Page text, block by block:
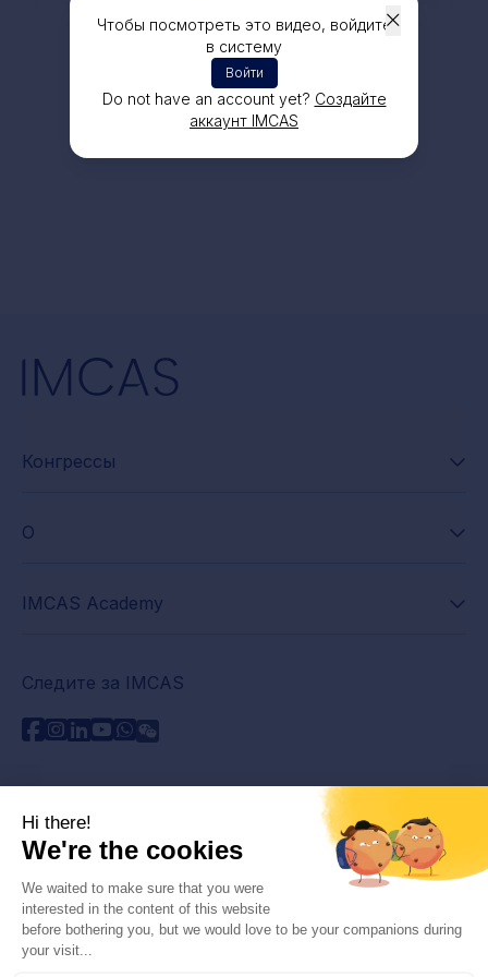
Чтобы посмотреть это видео, войдите
в систему
Войти
Do not have an account yet? Создайте
аккаунт IMCAS
Конгрессы
О
IMCAS Academy
Следите за IMCAS
Связаться с нами
Часто задаваемые вопросы
Политика конфиденциальности